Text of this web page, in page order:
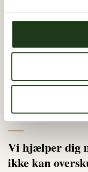
Vi hjælper dig
ikke kan